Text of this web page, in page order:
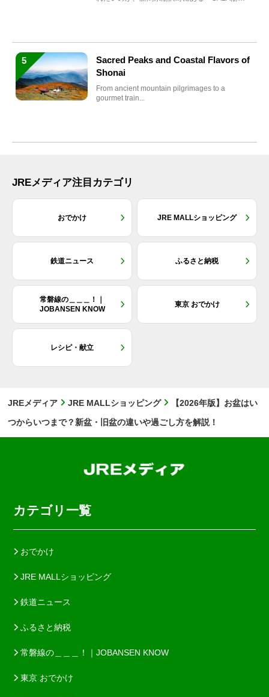
5
Sacred Peaks and Coastal Flavors of
Shonai
From ancient mountain pilgrimages to a
gourmet train...
JREメディア注目カテゴリ
おでかけ JRE MALLショッピング
鉄道ニュース ふるさと納税
常磐線の＿＿＿！｜
JOBANSEN KNOW
東京 おでかけ
レシピ・献立
JREメディア JRE MALLショッピング
【2026年版】お盆はい
つからいつまで？新盆・旧盆の違いや過ごし方を解説！
カテゴリ一覧
おでかけ
JRE MALLショッピング
鉄道ニュース
ふるさと納税
常磐線の＿＿＿！｜JOBANSEN KNOW
東京 おでかけ